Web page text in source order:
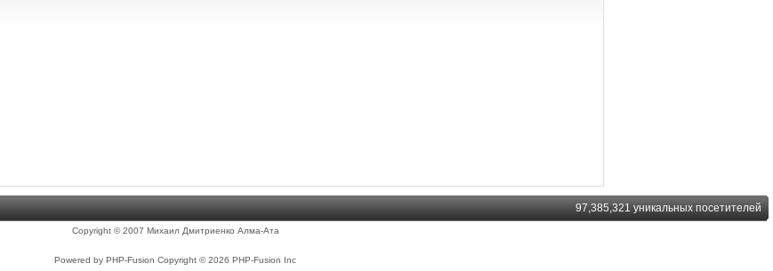
97,385,321 уникальных посетителей
Copyright © 2007 Михаил Дмитриенко Алма-Ата
Powered by PHP-Fusion Copyright © 2026 PHP-Fusion Inc